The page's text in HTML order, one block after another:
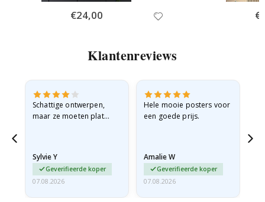
Special
Price
€24,00
Klantenreviews
Schattige ontwerpen,
maar ze moeten plat
beetje…
Sylvie Y
Geverifieerde koper
07.08.2026
Hele mooie posters voor
een goede prijs.
Amalie W
Geverifieerde koper
07.08.2026